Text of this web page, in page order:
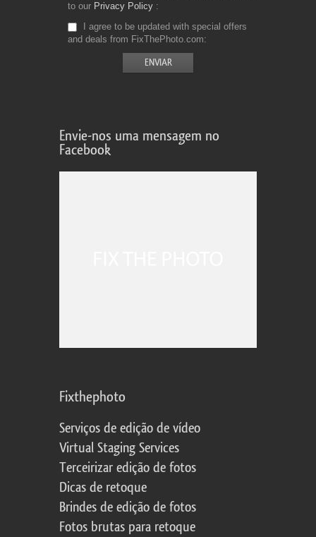
to our Privacy Policy
I agree to be updated with special offers
and deals from FixThePhoto.com
Envie-nos uma mensagem no
Facebook
Fixthephoto
Serviços de edição de vídeo
Virtual Staging Services
Terceirizar edição de fotos
Dicas de retoque
Brindes de edição de fotos
Fotos brutas para retoque